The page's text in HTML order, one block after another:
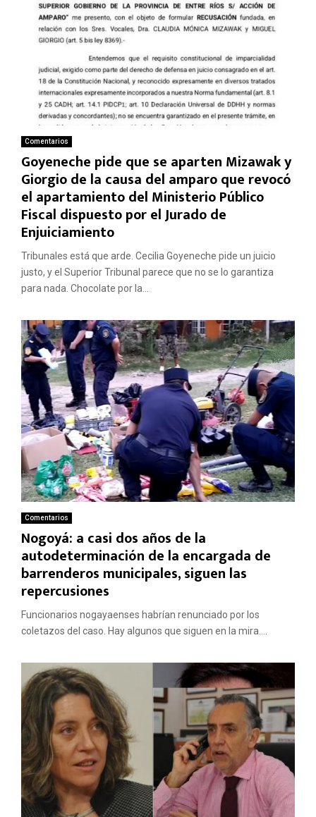
Comentarios
Goyeneche pide que se aparten Mizawak y
Giorgio de la causa del amparo que revocó
el apartamiento del Ministerio Público
Fiscal dispuesto por el Jurado de
Enjuiciamiento
Tribunales está que arde. Cecilia Goyeneche pide un juicio
justo, y el Superior Tribunal parece que no se lo garantiza
para nada. Chocolate por la...
Comentarios
Nogoyá: a casi dos años de la
autodeterminación de la encargada de
barrenderos municipales, siguen las
repercusiones
Funcionarios nogayaenses habrían renunciado por los
coletazos del caso. Hay algunos que siguen en la mira....